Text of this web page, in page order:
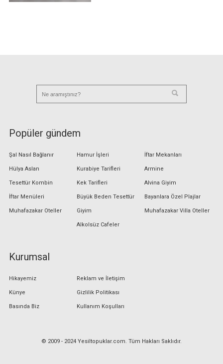
Popüler gündem
Şal Nasıl Bağlanır
Hülya Aslan
Tesettür Kombin
İftar Menüleri
Muhafazakar Oteller
Hamur İşleri
Kurabiye Tarifleri
Kek Tarifleri
Büyük Beden Tesettür
Giyim
Alkolsüz Cafeler
İftar Mekanları
Armine
Alvina Giyim
Bayanlara Özel Plajlar
Muhafazakar Villa Oteller
Kurumsal
Hikayemiz
Künye
Basında Biz
Reklam ve İletişim
Gizlilik Politikası
Kullanım Koşulları
© 2009 - 2024 Yesiltopuklar.com. Tüm Hakları Saklıdır.